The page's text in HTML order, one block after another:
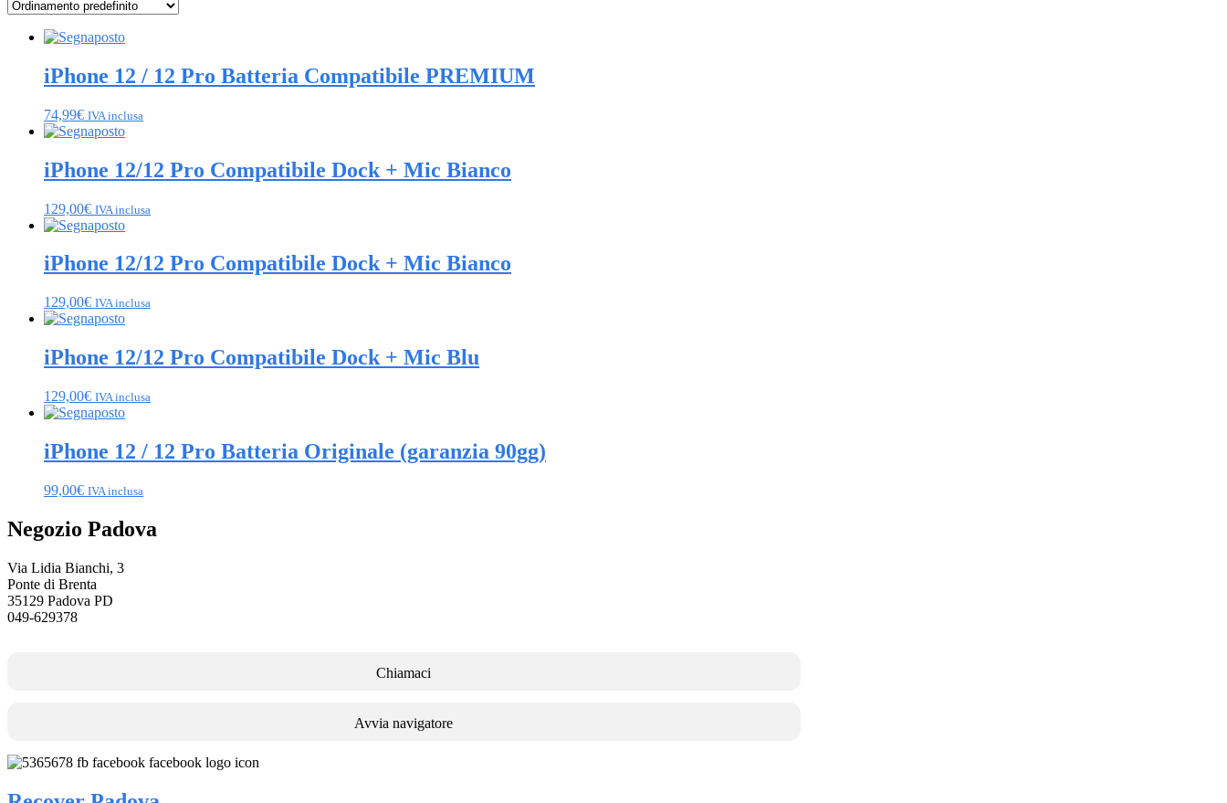
iPhone 12 / 12 Pro Batteria Compatibile PREMIUM
74,99€ IVA inclusa
iPhone 12/12 Pro Compatibile Dock + Mic Bianco
129,00€ IVA inclusa
iPhone 12/12 Pro Compatibile Dock + Mic Bianco
129,00€ IVA inclusa
iPhone 12/12 Pro Compatibile Dock + Mic Blu
129,00€ IVA inclusa
iPhone 12 / 12 Pro Batteria Originale (garanzia 90gg)
99,00€ IVA inclusa
Negozio Padova
Via Lidia Bianchi, 3
Ponte di Brenta
35129 Padova PD
049-629378
Chiamaci
Avvia navigatore